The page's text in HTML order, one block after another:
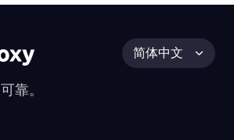
靠。
简体中文